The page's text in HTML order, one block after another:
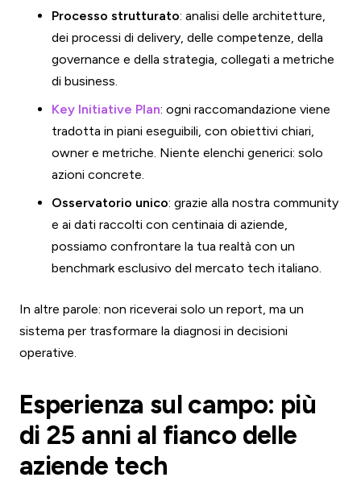
Processo strutturato: analisi delle architetture,
dei processi di delivery, delle competenze, della
governance e della strategia, collegati a metriche
di business.
Key Initiative Plan: ogni raccomandazione viene
tradotta in piani eseguibili, con obiettivi chiari,
owner e metriche. Niente elenchi generici: solo
azioni concrete.
Osservatorio unico: grazie alla nostra community
e ai dati raccolti con centinaia di aziende,
possiamo confrontare la tua realtà con un
benchmark esclusivo del mercato tech italiano.
In altre parole: non riceverai solo un report, ma un
sistema per trasformare la diagnosi in decisioni
operative.
Esperienza sul campo: più
di 25 anni al fianco delle
aziende tech